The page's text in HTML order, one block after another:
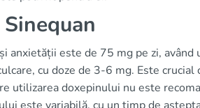
anxietății este de 75 mg pe zi,
cu doze de 3-6 mg. Este crucial
utilizarea doxepinului nu este